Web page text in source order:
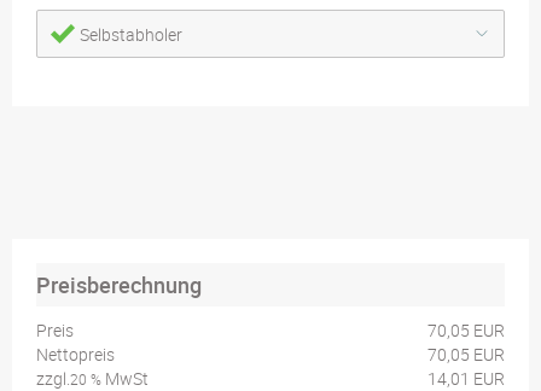
Selbstabholer
Preisberechnung
Preis
70,05 EUR
Nettopreis
70,05 EUR
zzgl.20 % MwSt 14,01 EUR